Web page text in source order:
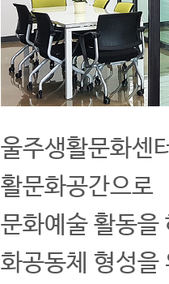
울주생활문화센
활문화공간으로
문화예술 활동을
화공동체 형성을